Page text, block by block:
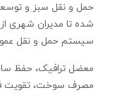
حمل و نقل سبز و
شده تا مدیران شهری
سیستم حمل و نقل
معضل ترافیک، حفظ
مصرف سوخت، تقویت